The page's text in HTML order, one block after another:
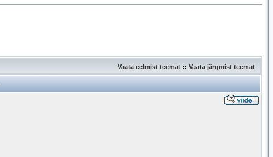
Vaata eelmist teemat :: Vaata järgmist teemat